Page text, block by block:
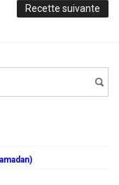
Recette suivante